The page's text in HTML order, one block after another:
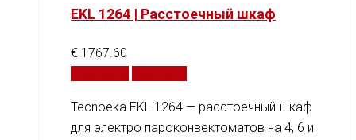
EKL 1264 | Расстоечный шкаф
€ 1767.60
Tecnoeka EKL 1264 — расстоечный шкаф
для электро пароконвектоматов на 4, 6 и